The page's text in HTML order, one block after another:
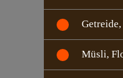
Müsli,